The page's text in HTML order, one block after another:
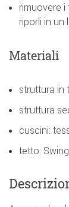
rimuovere
riporli in
Materiali
struttura in
struttura
cuscini:
tetto: